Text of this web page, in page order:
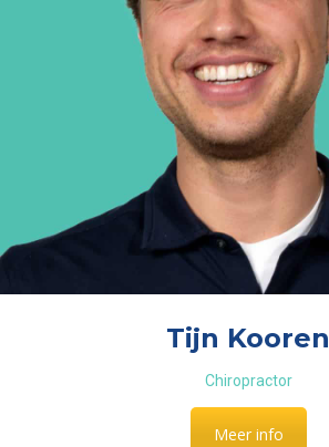
Tijn Kooren
Chiropractor
Meer info